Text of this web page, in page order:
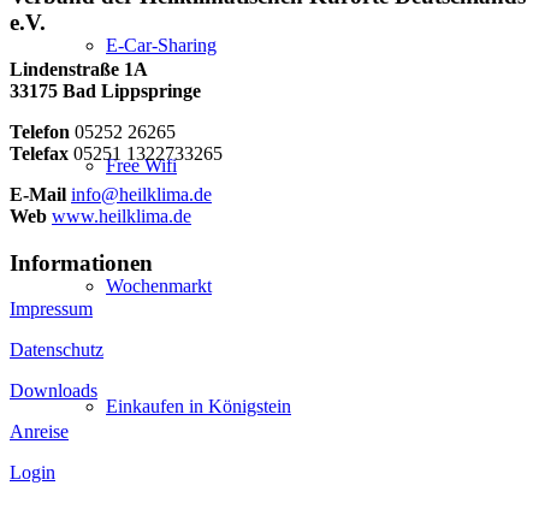
E-Car-Sharing
Free Wifi
Wochenmarkt
Einkaufen in Königstein
e.V.
Lindenstraße 1A
33175 Bad Lippspringe
Telefon 05252 26265
Telefax 05251 1322733265
E-Mail info@heilklima.de
Web www.heilklima.de
Informationen
Impressum
Datenschutz
Downloads
Anreise
Login